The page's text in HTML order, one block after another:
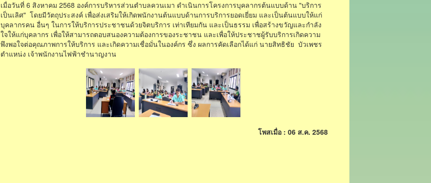
เมื่อวันที่ 6 สิงหาคม 2568 องค์การบริหารส่วนตำบลควนเมา ดำเนินการโครงการบุคลากรต้นแบบด้าน "บริการ
เป็นเลิศ" โดยมีวัตถุประสงค์ เพื่อส่งเสริมให้เกิดพนักงานต้นแบบด้านการบริการยอดเยี่ยม และเป็นต้นแบบให้แก่
บุคลากรคน อื่นๆ ในการให้บริการประชาชนด้วยจิตบริการ เท่าเทียมกัน และเป็นธรรม เพื่อสร้างขวัญและกำลัง
ใจให้แก่บุคลากร เพื่อให้สามารถตอบสนองความต้องการของระชาชน และเพื่อให้ประชาชผู้รับบริการเกิดความ
พึงพอใจต่อคุณภาพการให้บริการ และเกิดความเชื่อมั่นในองค์กร ซึ่ง ผลการคัดเลือกได้แก่ นายสิทธิชัย บัวเพชร
ตำแหน่ง เจ้าพนักงานไฟฟ้าชำนาญงาน
โพสเมื่อ : 06 ส.ค. 2568